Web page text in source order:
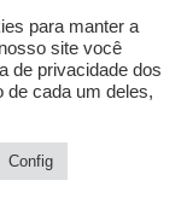
para manter a
site você
de privacidade dos
de cada um deles,
Config